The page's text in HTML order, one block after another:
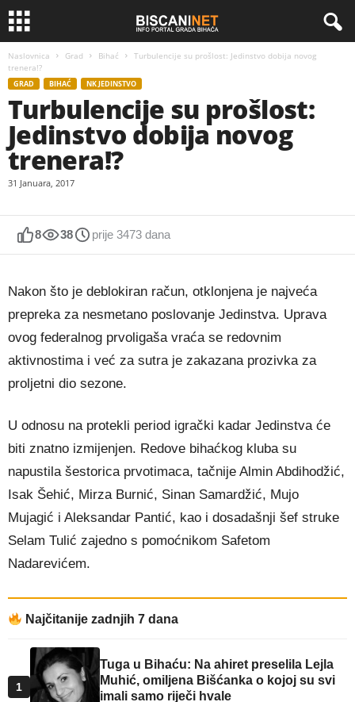
Naslovnica Grad Bihać
Turbulencije su prošlost: Jedinstvo dobija novog
trenera!?
GRAD BIHAĆ NK JEDINSTVO
Turbulencije su prošlost:
Jedinstvo dobija novog
trenera!?
31 Januara, 2017
8 38 prije 3473 dana
Nakon što je deblokiran račun, otklonjena je najveća
prepreka za nesmetano poslovanje Jedinstva. Uprava
ovog federalnog prvoligaša vraća se redovnim
aktivnostima i već za sutra je zakazana prozivka za
proljetni dio sezone.
U odnosu na protekli period igrački kadar Jedinstva će
biti znatno izmijenjen. Redove bihaćkog kluba su
napustila šestorica prvotimaca, tačnije Almin Abdihodžić,
Isak Šehić, Mirza Burnić, Sinan Samardžić, Mujo
Mujagić i Aleksandar Pantić, kao i dosadašnji šef struke
Selam Tulić zajedno s pomoćnikom Safetom
Nadarevićem.
Najčitanije zadnjih 7 dana
1
Tuga u Bihaću: Na ahiret preselila Lejla
Muhić, omiljena Bišćanka o kojoj su svi
imali samo riječi hvale